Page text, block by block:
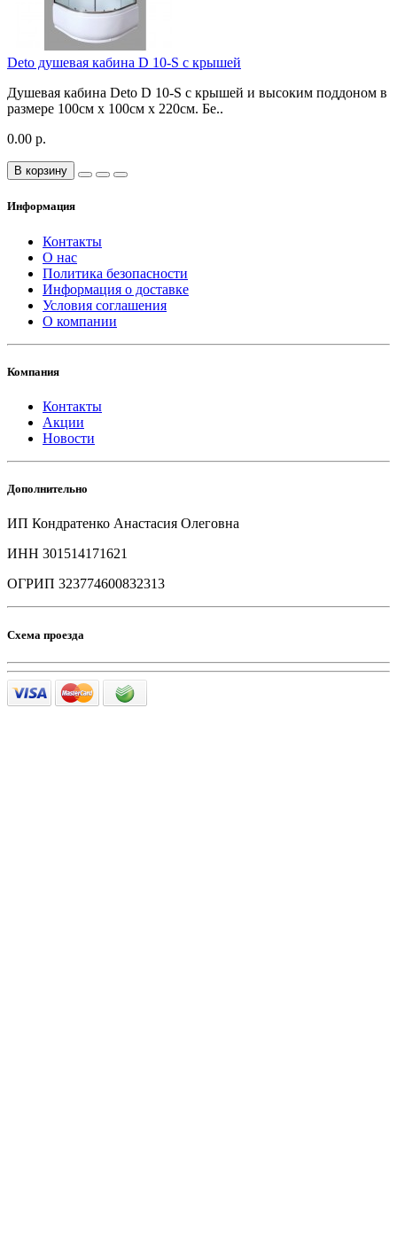
Deto душевая кабина D 10-S с крышей
Душевая кабина Deto D 10-S с крышей и высоким поддоном в
размере 100см х 100см x 220см. Бе..
0.00 р.
В корзину
Информация
Контакты
О нас
Политика безопасности
Информация о доставке
Условия соглашения
О компании
Компания
Контакты
Акции
Новости
Дополнительно
ИП Кондратенко Анастасия Олеговна
ИНН 301514171621
ОГРИП 323774600832313
Схема проезда